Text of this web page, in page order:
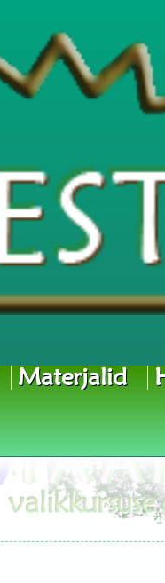
Materjalid